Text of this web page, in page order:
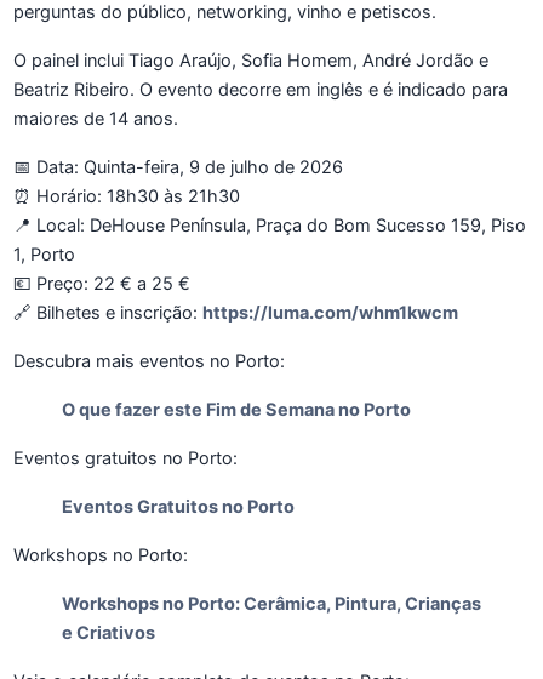
perguntas do público, networking, vinho e petiscos.
O painel inclui Tiago Araújo, Sofia Homem, André Jordão e
Beatriz Ribeiro. O evento decorre em inglês e é indicado para
maiores de 14 anos.
📅 Data: Quinta-feira, 9 de julho de 2026
⏰ Horário: 18h30 às 21h30
📍 Local: DeHouse Península, Praça do Bom Sucesso 159, Piso
1, Porto
💶 Preço: 22 € a 25 €
🔗 Bilhetes e inscrição: https://luma.com/whm1kwcm
Descubra mais eventos no Porto:
O que fazer este Fim de Semana no Porto
Eventos gratuitos no Porto:
Eventos Gratuitos no Porto
Workshops no Porto:
Workshops no Porto: Cerâmica, Pintura, Crianças
e Criativos